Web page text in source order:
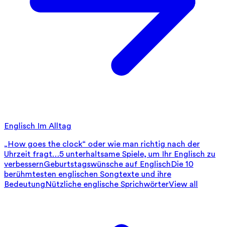
Englisch Im Alltag
„How goes the clock“ oder wie man richtig nach der
Uhrzeit fragt…5 unterhaltsame Spiele, um Ihr Englisch zu
verbessernGeburtstagswünsche auf EnglischDie 10
berühmtesten englischen Songtexte und ihre
BedeutungNützliche englische SprichwörterView all